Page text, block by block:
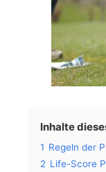
Inhalte
1 Regeln der
2 Life-Score